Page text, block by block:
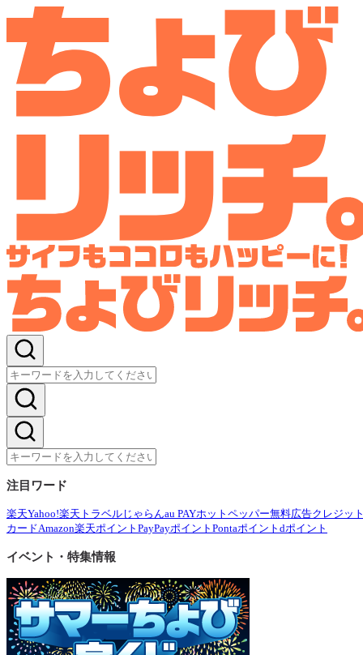
注目ワード
楽天Yahoo!楽天トラベル じゃらんau PAYホットペッパー無料広告クレジッ
カードAmazon楽天ポイント PayPayポイント Pontaポイント dポイント
イベント・特集情報